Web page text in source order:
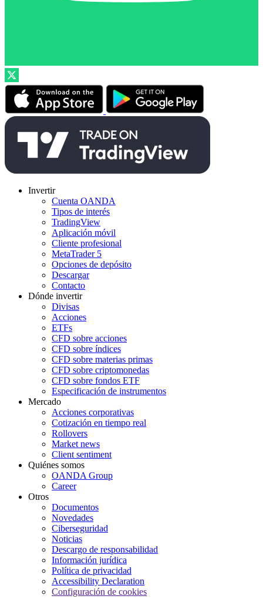
Invertir
Cuenta OANDA
Tipos de interés
TradingView
Aplicación móvil
Cliente profesional
MetaTrader 5
Opciones de depósito
Descargar
Contacto
Dónde invertir
Divisas
Acciones
ETFs
CFD sobre acciones
CFD sobre índices
CFD sobre materias primas
CFD sobre criptomonedas
CFD sobre fondos ETF
Especificación de instrumentos
Mercado
Acciones corporativas
Cotización en tiempo real
Rollovers
Market news
Client sentiment
Quiénes somos
OANDA Group
Career
Otros
Documentos
Novedades
Ciberseguridad
Noticias
Descargo de responsabilidad
Información jurídica
Política de privacidad
Accessibility Declaration
Configuración de cookies